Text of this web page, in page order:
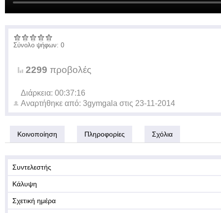
Σύνολο ψήφων: 0
2299 προβολές
Διάρκεια: 00:37:16
Αναρτήθηκε από: 3gymgala στις 23-11-2014
Κοινοποίηση Πληροφορίες Σχόλια
Συντελεστής
Κάλυψη
Σχετική ημέρα